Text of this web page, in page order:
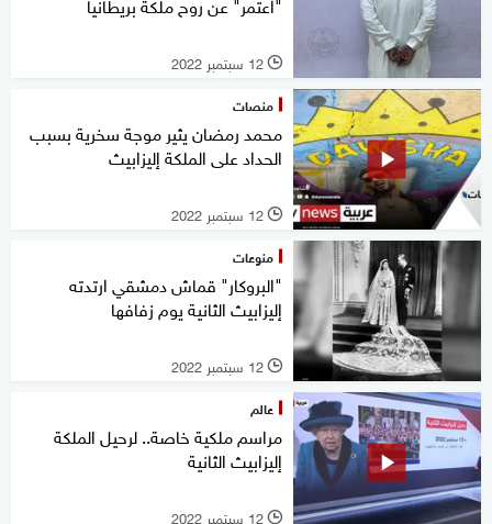
l 12 سبتمبر 2022
منصات
محمد رمضان يثير موجة سخرية بسبب
الحداد على الملكة إليزابيث
l 12 سبتمبر 2022
منوعات
"البروكار" قماش دمشقي ارتدته
إليزابيث الثانية يوم زفافها
l 12 سبتمبر 2022
عالم
مراسم ملكية خاصة.. لرحيل الملكة
إليزابيث الثانية
l 12 سبتمبر 2022